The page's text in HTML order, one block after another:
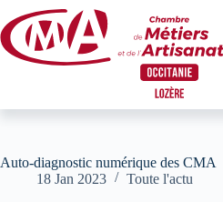
au
contenu
Auto-diagnostic numérique des CMA
18 Jan 2023
Toute l'actu